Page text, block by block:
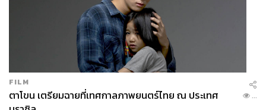
FILM
ตาโขน เตรียมฉายที่เทศกาลภาพยนตร์ไทย ณ ประเทศ
...